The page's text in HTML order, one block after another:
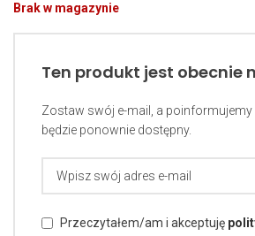
Brak w magazynie
Ten produkt jest obecnie
Zostaw swój e-mail, a poinformujemy
będzie ponownie dostępny.
Przeczytałem/am i akceptuję